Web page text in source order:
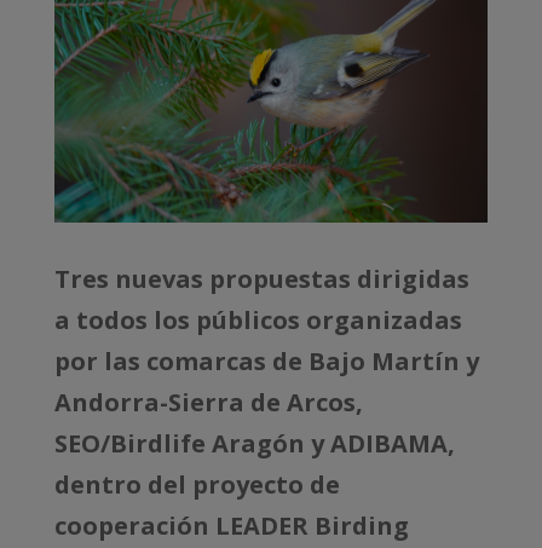
Tres nuevas propuestas dirigidas
a todos los públicos organizadas
por las comarcas de Bajo Martín y
Andorra-Sierra de Arcos,
SEO/Birdlife Aragón y ADIBAMA,
dentro del proyecto de
cooperación LEADER Birding